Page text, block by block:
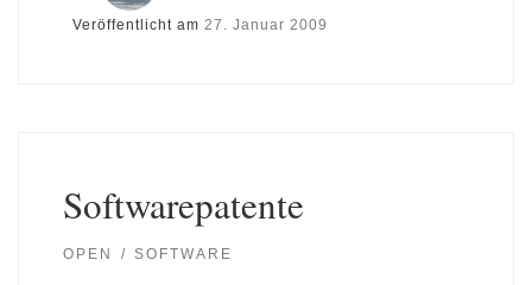
Veröffentlicht am 27. Januar 2009
Softwarepatente
OPEN SOFTWARE